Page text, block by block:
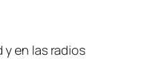
y en las radios